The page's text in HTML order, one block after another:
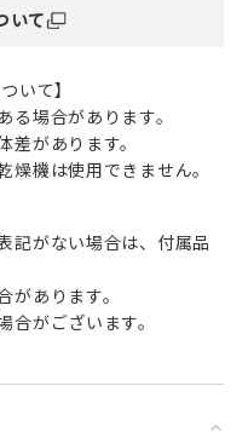
のハレの日や特別な日の
。
もお楽しみいただけま
の器としても
に楽しめる
です。
いて
いて】
る場合があります。
差があります。
燥機は使用できません。
記がない場合は、付属品
あります。
がございます。